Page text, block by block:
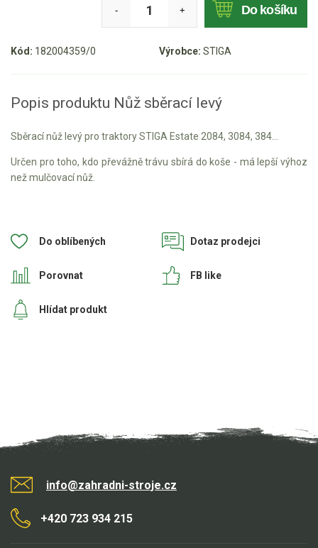
Motorové pily
Elektrické pily
Jednoruční pily
Vyvětvovací pily
Aku pily
Aku sekačky
Aku STIHL
Aku AL-KO
VARI multifunkční nosiče
Sněhové frézy
Vertikutátory
Kód: 182004359/0 Výrobce: STIGA
- + Do košíku
Popis produktu Nůž sběrací levý
Sběrací nůž levý pro traktory STIGA Estate 2084, 3084, 384...
Určen pro toho, kdo převážně trávu sbírá do koše - má lepší výhoz
než mulčovací nůž.
Do oblíbených
Porovnat
Dotaz prodejci
Hlídat produkt
FB like
info@zahradni-stroje.cz
+420 723 934 215